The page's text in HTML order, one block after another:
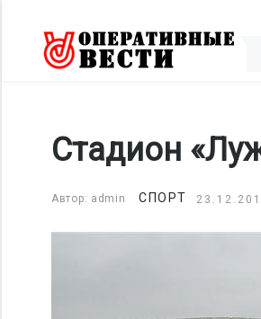
Стадион
Автор: admin СПОРТ